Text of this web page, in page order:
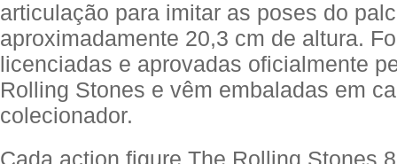
articulação para imitar as poses do
aproximadamente 20,3 cm de altura.
licenciadas e aprovadas oficialmente
Rolling Stones e vêm embaladas em
colecionador.
Cada action figure The Rolling Stones